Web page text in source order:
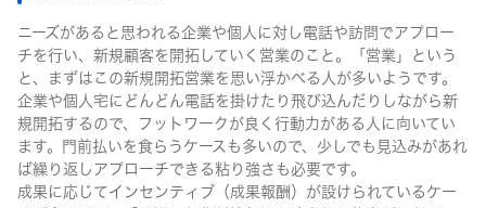
ニーズがあると思われる企業や個人に対し電話や訪問でアプロー
チを行い、新規顧客を開拓していく営業のこと。「営業」という
と、まずはこの新規開拓営業を思い浮かべる人が多いようです。
企業や個人宅にどんどん電話を掛けたり飛び込んだりしながら新
規開拓するので、フットワークが良く行動力がある人に向いてい
ます。門前払いを食らうケースも多いので、少しでも見込みがあれ
ば繰り返しアプローチできる粘り強さも必要です。
成果に応じてインセンティブ（成果報酬）が設けられているケー